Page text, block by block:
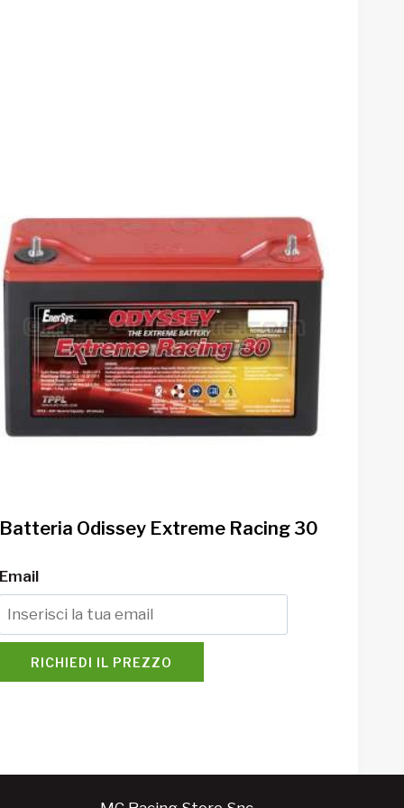
Batteria Odissey Extreme Racing 30
Email
RICHIEDI IL PREZZO